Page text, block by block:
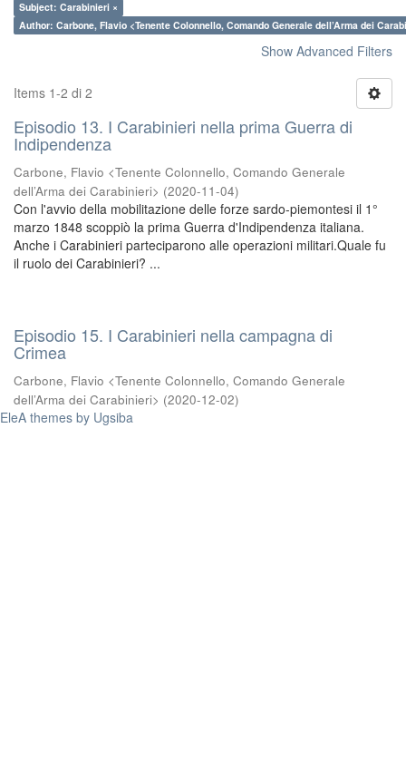
Subject: Carabinieri ×
Author: Carbone, Flavio <Tenente Colonnello, Comando Generale dell’Arma dei
Show Advanced Filters
Items 1-2 di 2
Episodio 13. I Carabinieri nella prima Guerra di
Indipendenza
Carbone, Flavio <Tenente Colonnello, Comando Generale
dell’Arma dei Carabinieri> (2020-11-04)
Con l'avvio della mobilitazione delle forze sardo-piemontesi il 1°
marzo 1848 scoppiò la prima Guerra d'Indipendenza italiana.
Anche i Carabinieri parteciparono alle operazioni militari.Quale fu
il ruolo dei Carabinieri? ...
Episodio 15. I Carabinieri nella campagna di
Crimea
Carbone, Flavio <Tenente Colonnello, Comando Generale
dell’Arma dei Carabinieri> (2020-12-02)
EleA themes by Ugsiba